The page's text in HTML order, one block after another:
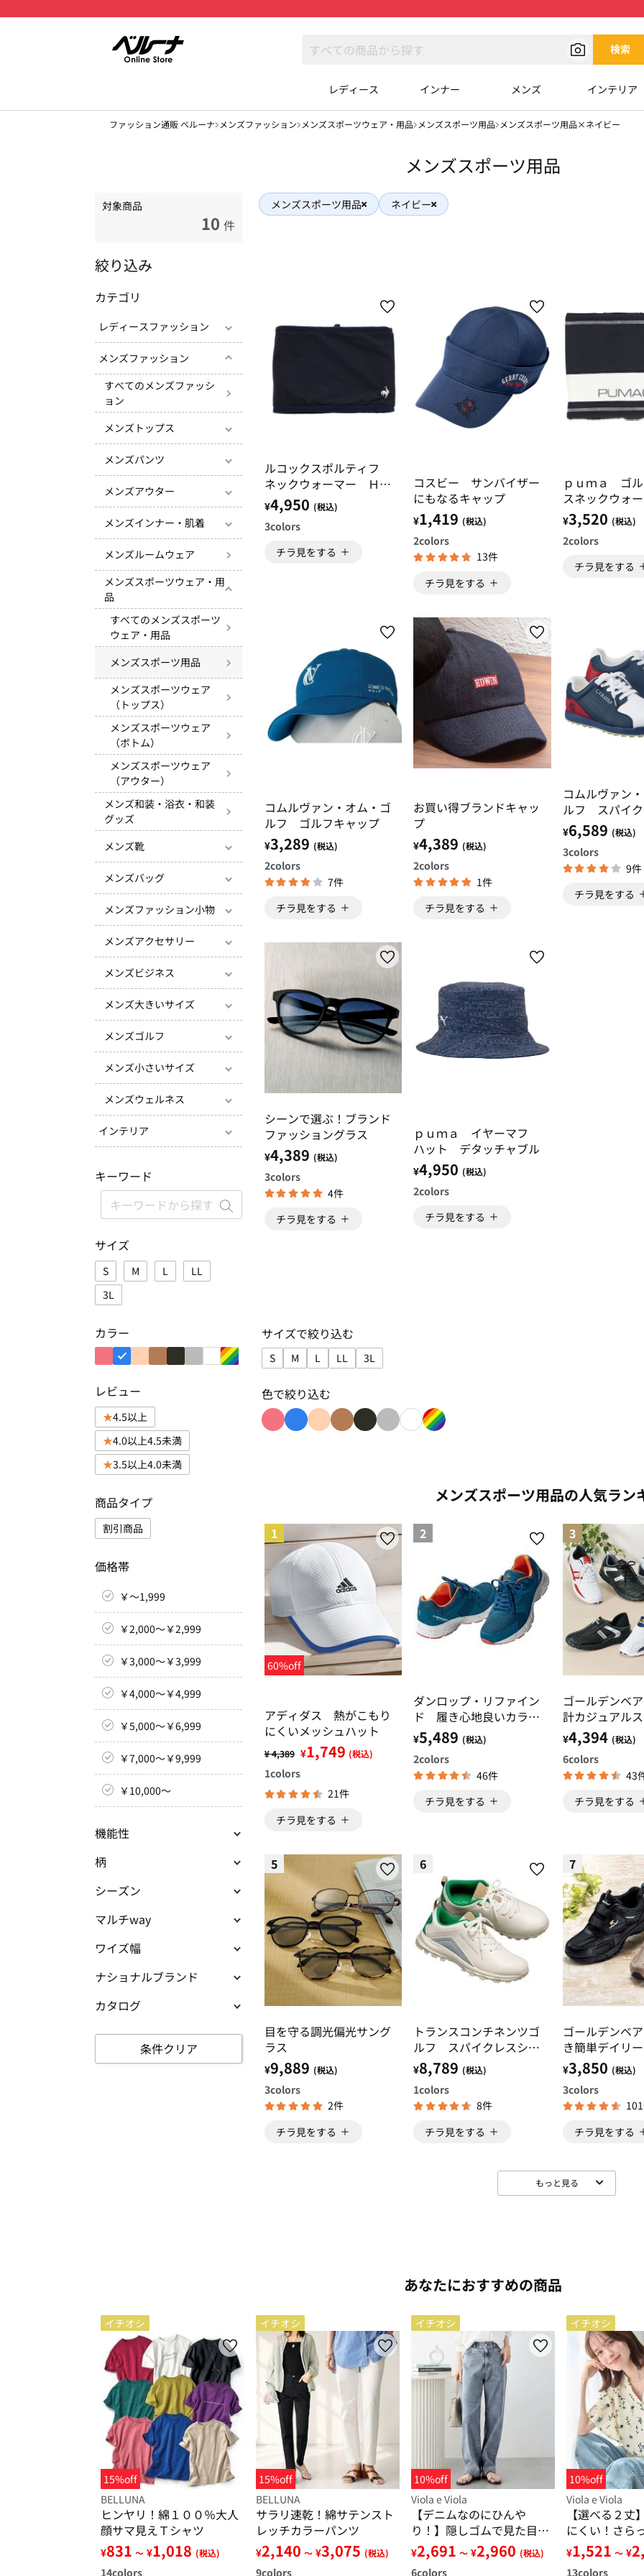
検索
レディース インナー メンズ インテリア
ファッション通販 ベルーナ メンズファッション メンズスポーツウェア・用品 メンズスポーツ用品 メンズスポーツ用品×ネイビー
メンズスポーツ用品
対象商品
10 件
絞り込み
カテゴリ
レディースファッション
メンズファッション
すべてのメンズファッシ
ョン
メンズトップス
メンズパンツ
メンズアウター
メンズインナー・肌着
メンズルームウェア
メンズスポーツウェア・用
品
すべてのメンズスポーツ
ウェア・用品
メンズスポーツ用品
メンズスポーツウェア
（トップス）
メンズスポーツウェア
（ボトム）
メンズスポーツウェア
（アウター）
メンズ和装・浴衣・和装
グッズ
メンズ靴
メンズバッグ
メンズファッション小物
メンズアクセサリー
メンズビジネス
メンズ大きいサイズ
メンズゴルフ
メンズ小さいサイズ
メンズウェルネス
インテリア
キーワード
サイズ
S M L
LL
3L
カラー
レビュー
4.5以上
4.0以上4.5未満
3.5以上4.0未満
商品タイプ
割引商品
価格帯
￥～1,999
￥2,000～￥2,999
￥3,000～￥3,999
￥4,000～￥4,999
￥5,000～￥6,999
￥7,000～￥9,999
￥10,000～
機能性
柄
シーズン
マルチway
ワイズ幅
ナショナルブランド
カタログ
条件クリア
メンズスポーツ用品 ネイビー
ルコックスポルティフ
ネックウォーマー ＨＥ
ＡＴＮＡＶＩ
¥4,950 (税込)
3colors
チラ見をする
コスビー サンバイザー
にもなるキャップ
¥1,419 (税込)
2colors
13件
チラ見をする
ｐｕｍａ ゴ
スネックウォ
ーシックロゴ
¥3,520 (税込)
2colors
チラ見をする
コムルヴァン・オム・ゴ
ルフ ゴルフキャップ
¥3,289 (税込)
2colors
7件
チラ見をする
お買い得ブランドキャッ
プ
¥4,389 (税込)
2colors
1件
チラ見をする
コムルヴァン
ルフ スパイ
ーズ
¥6,589 (税込)
3colors
9件
チラ見をする
シーンで選ぶ！ブランド
ファッショングラス
¥4,389 (税込)
3colors
4件
チラ見をする
ｐｕｍａ イヤーマフ
ハット デタッチャブル
¥4,950 (税込)
2colors
チラ見をする
サイズで絞り込む
S
サイズで絞り込み: S
M
サイズで絞り込み: M
L
サイズで絞り込み: L
LL
サイズで絞り込み: LL
3L
サイズで絞り込み: 3L
色で絞り込む
メンズスポーツ用品の人気ラン
1
60%off
アディダス 熱がこもり
にくいメッシュハット
¥ 4,389 ¥1,749 (税込)
1colors
21件
チラ見をする
2
ダンロップ・リファイン
ド 履き心地良いカラー
シューズ
¥5,489 (税込)
2colors
46件
チラ見をする
3
ゴールデンベ
計カジュアル
¥4,394 (税込)
6colors
43
チラ見をする
5
目を守る調光偏光サング
ラス
¥9,889 (税込)
3colors
2件
チラ見をする
6
トランスコンチネンツゴ
ルフ スパイクレスシュ
ーズ
¥8,789 (税込)
1colors
8件
チラ見をする
7
ゴールデンベ
き簡単デイリ
ー
¥3,850 (税込)
3colors
チラ見をする
もっと見る
あなたにおすすめの商品
イチオシ
15%off
BELLUNA
ヒンヤリ！綿１００％大人
顔サマ見えＴシャツ
¥831 ～ ¥1,018 (税込)
14colors
イチオシ
15%off
BELLUNA
サラリ速乾！綿サテンスト
レッチカラーパンツ
¥2,140 ～ ¥3,075 (税込)
9colors
イチオシ
10%off
Viola e Viola
【デニムなのにひんや
り！】隠しゴムで見た目す
っきり！ストレッチ楽ちん
デニム
¥2,691 ～ ¥2,960 (税込)
6colors
イチオシ
10%off
Viola e Viola
【選べる２丈
にくい！さら
アスリーブブ
¥1,521 ～ ¥
13colors